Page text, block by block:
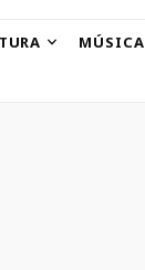
MÚSICA